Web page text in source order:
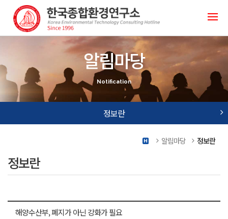
알림마당
Notification
정보란
사진첩
정보란
알림마당 정보란
정보란
해양수산부, 폐지가 아닌 강화가 필요